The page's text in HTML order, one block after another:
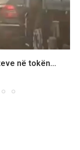
në tokën...